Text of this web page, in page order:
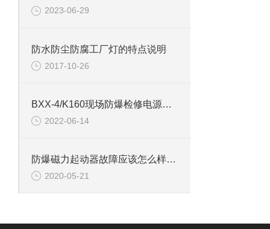
2023-06-29
防水防尘防腐工厂灯的特点说明
2017-10-26
BXX-4/K160现场防爆检修电源插座箱 防爆动力检修箱
2022-06-14
防爆磁力起动器故障应该怎么样排查呢
2020-05-21